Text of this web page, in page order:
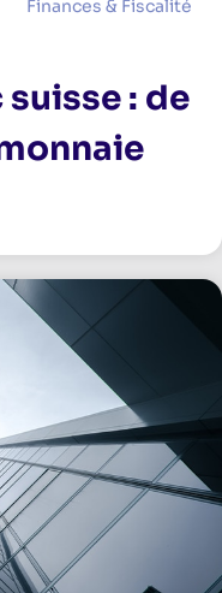
Finances & Fiscalité
: de